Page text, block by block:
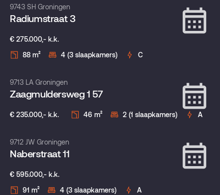
Verkocht onder voorbehoud
9743 SH Groningen
Radiumstraat 3
€ 275.000,- k.k.
88 m²
4 (3 slaapkamers) C
Verkocht onder voorbehoud
9713 LA Groningen
Zaagmuldersweg 1 57
€ 235.000,- k.k. 46 m² 2 (1 slaapkamers) A
Verkocht onder voorbehoud
9712 JW Groningen
Naberstraat 11
€ 595.000,- k.k.
91 m²
4 (3 slaapkamers) A